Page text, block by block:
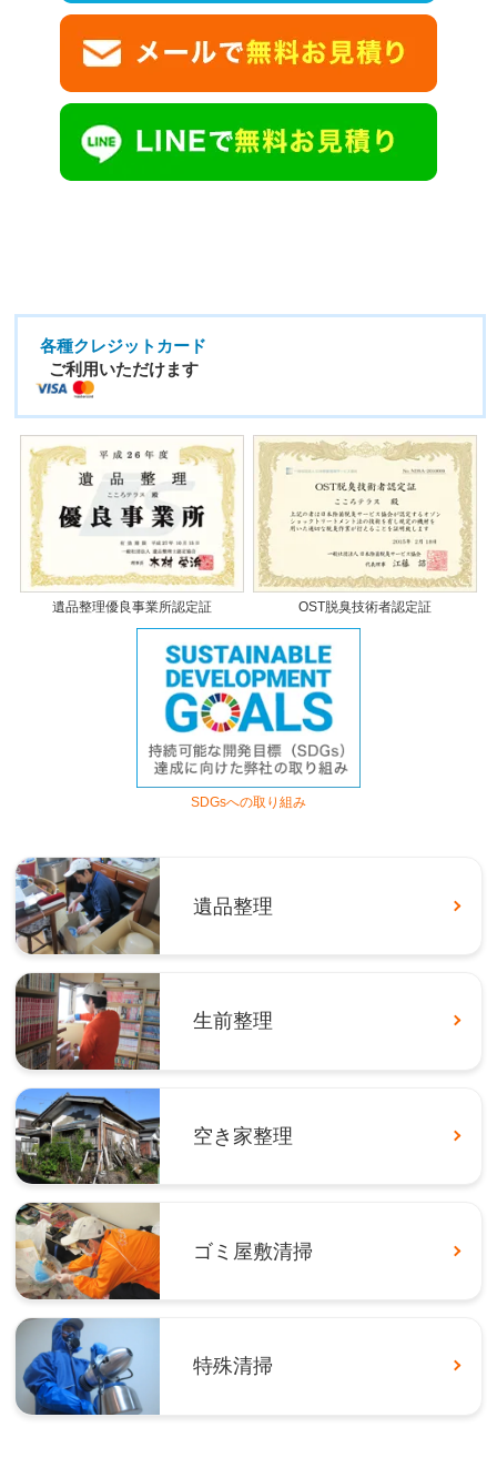
各種クレジットカード
ご利用いただけます
遺品整理優良事業所認定証 OST脱臭技術者認定証
SDGsへの取り組み
遺品整理
生前整理
空き家整理
ゴミ屋敷清掃
特殊清掃